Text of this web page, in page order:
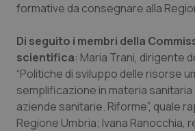
Toscana
Umbria
Valle D’Aosta
Veneto
Obesità
Oftalmologia
Oncodermatologia
Oncoematologia
formative da consegnare alla
Di seguito i membri della
scientifica: Maria Trani, dirigente
“Politiche di sviluppo delle risorse
semplificazione in materia
aziende sanitarie. Riforme”, quale
Regione Umbria; Ivana Ranocchia,